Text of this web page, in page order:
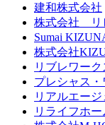
建和株式会社
株式会社 リ
Sumai
株式会社
リブレワー
プレシャス・
リアルエージ
リライフホー